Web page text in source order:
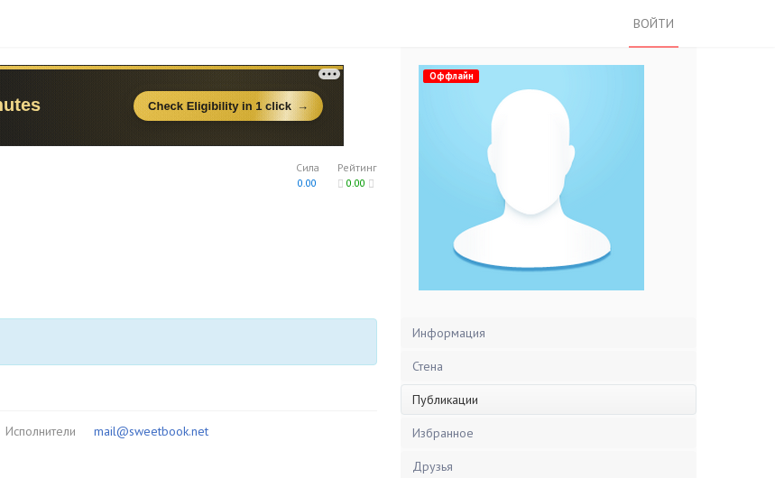
ВОЙТИ
Рейтинг
0.00
Сила
0.00
Исполнители mail@sweetbook.net
Оффлайн
Информация
Стена
Публикации
Избранное
Друзья